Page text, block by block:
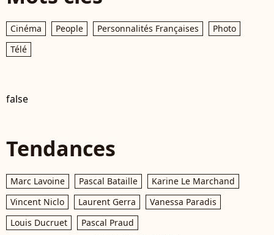
Cinéma People Personnalités Françaises
Photo
Télé
false
Tendances
Marc Lavoine Pascal Bataille
Karine Le Marchand
Vincent Niclo
Laurent Gerra
Vanessa Paradis
Louis Ducruet
Pascal Praud